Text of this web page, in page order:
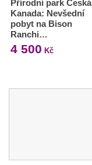
Přírodní park Česká
Kanada: Nevšední
pobyt na Bison
Ranchi…
4 500 Kč